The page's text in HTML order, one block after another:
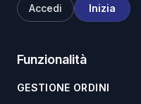
Accedi Inizia
Funzionalità
GESTIONE ORDINI